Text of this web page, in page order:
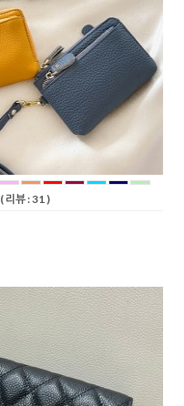
( 리뷰 : 31 )